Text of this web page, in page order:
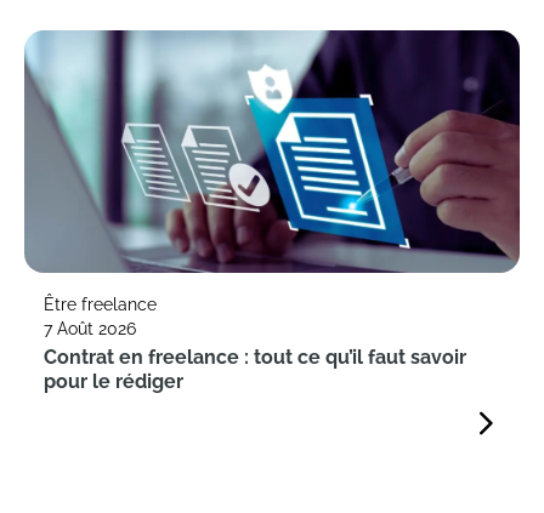
Être freelance
7 Août 2026
Contrat en freelance : tout ce qu’il faut savoir
pour le rédiger